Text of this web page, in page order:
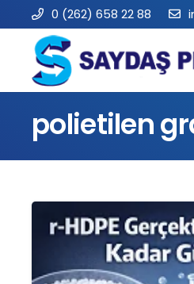
0 (262) 658 22 88
polietilen